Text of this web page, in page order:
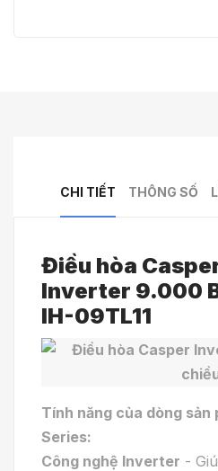
CHI TIẾT THÔNG SỐ
Điều hòa
Inverter 9.000
IH-09TL11
Tính năng của dòng sản
Series:
Công nghệ Inverter -